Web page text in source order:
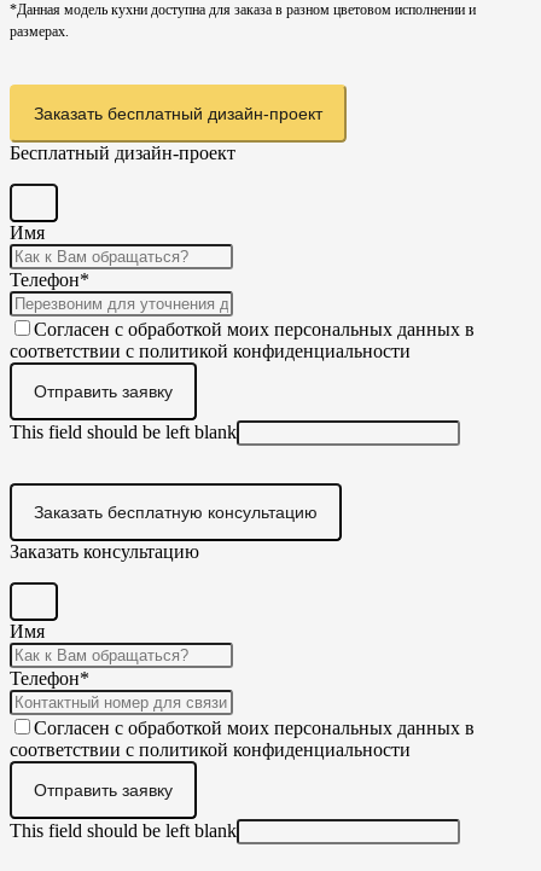
*Данная модель кухни доступна для заказа в разном цветовом исполнении и
размерах.
Заказать бесплатный дизайн-проект
Бесплатный дизайн-проект
Имя
Телефон*
Согласен с обработкой моих персональных данных в
соответствии с политикой конфиденциальности
Отправить заявку
This field should be left blank
Заказать бесплатную консультацию
Заказать консультацию
Имя
Телефон*
Согласен с обработкой моих персональных данных в
соответствии с политикой конфиденциальности
Отправить заявку
This field should be left blank